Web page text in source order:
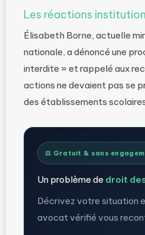
Les réactions
Élisabeth Borne, actuelle
nationale, a dénoncé une
interdite » et rappelé aux
actions ne devaient pas se
des établissements
⚖️ Gratuit & sans
Un problème de droit
Décrivez votre situation
avocat vérifié vous